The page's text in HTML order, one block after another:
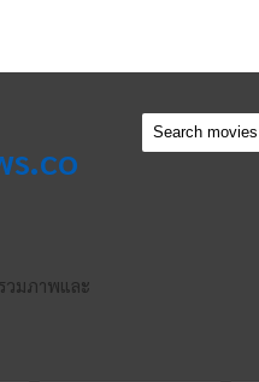
วมภาพและ